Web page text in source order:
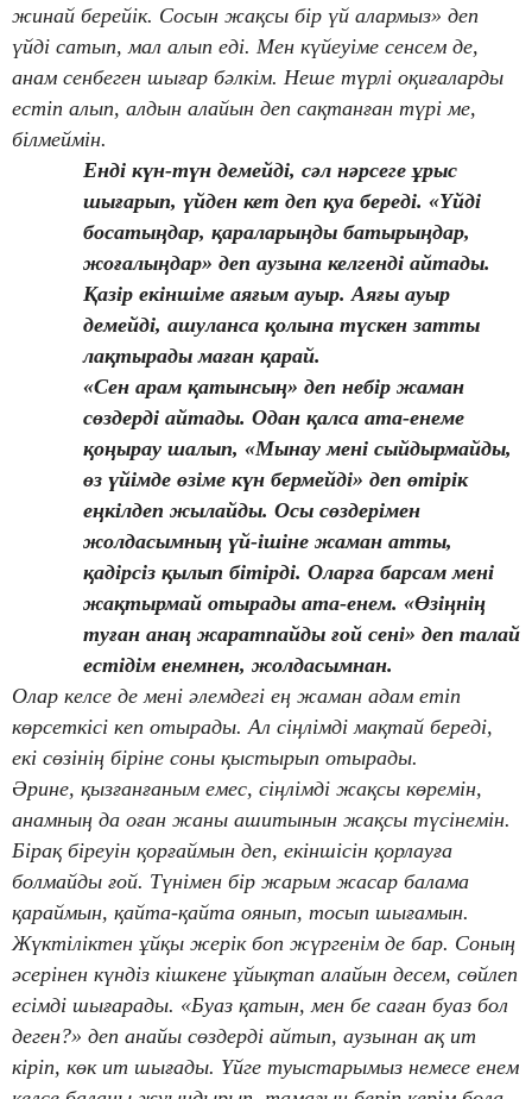
жинай берейік. Сосын жақсы бір үй алармыз» деп
үйді сатып, мал алып еді. Мен күйеуіме сенсем де,
анам сенбеген шығар бәлкім. Неше түрлі оқиғаларды
естіп алып, алдын алайын деп сақтанған түрі ме,
білмеймін.
Енді күн-түн демейді, сәл нәрсеге ұрыс
шығарып, үйден кет деп қуа береді. «Үйді
босатыңдар, қараларыңды батырыңдар,
жоғалыңдар» деп аузына келгенді айтады.
Қазір екіншіме аяғым ауыр. Аяғы ауыр
демейді, ашуланса қолына түскен затты
лақтырады маған қарай.
«Сен арам қатынсың» деп небір жаман
сөздерді айтады. Одан қалса ата-енеме
қоңырау шалып, «Мынау мені сыйдырмайды,
өз үйімде өзіме күн бермейді» деп өтірік
еңкілдеп жылайды. Осы сөздерімен
жолдасымның үй-ішіне жаман атты,
қадірсіз қылып бітірді. Оларға барсам мені
жақтырмай отырады ата-енем. «Өзіңнің
туған анаң жаратпайды ғой сені» деп талай
естідім енемнен, жолдасымнан.
Олар келсе де мені әлемдегі ең жаман адам етіп
көрсеткісі кеп отырады. Ал сіңлімді мақтай береді,
екі сөзінің біріне соны қыстырып отырады.
Әрине, қызғанғаным емес, сіңлімді жақсы көремін,
анамның да оған жаны ашитынын жақсы түсінемін.
Бірақ біреуін қорғаймын деп, екіншісін қорлауға
болмайды ғой. Түнімен бір жарым жасар балама
қараймын, қайта-қайта оянып, тосып шығамын.
Жүктіліктен ұйқы жерік боп жүргенім де бар. Соның
әсерінен күндіз кішкене ұйықтап алайын десем, сөйлеп
есімді шығарады. «Буаз қатын, мен бе саған буаз бол
деген?» деп анайы сөздерді айтып, аузынан ақ ит
кіріп, көк ит шығады. Үйге туыстарымыз немесе енем